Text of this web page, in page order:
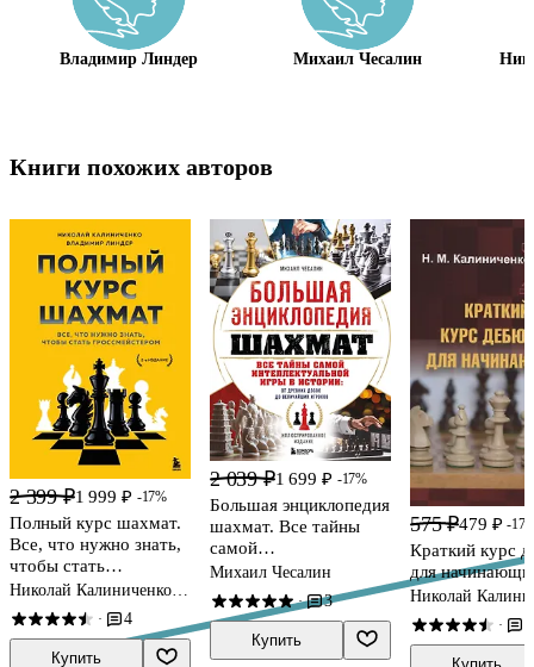
Владимир Линдер Михаил Чесалин
Книги похожих авторов
2 399 ₽1 999 ₽ -17%
Полный курс шахмат.
Все, что нужно знать,
чтобы стать
гроссмейстером
Николай Калиниченко,
Владимир Линдер
· 4
Купить
2 039 ₽1 699 ₽ -17%
Большая энциклопедия
шахмат. Все тайны
самой
интеллектуальной
игры в истории: от
древних досок до
величайших игроков
Михаил Чесалин
· 3
Купить
575 ₽479 ₽ -
Краткий курс
для
Николай
·